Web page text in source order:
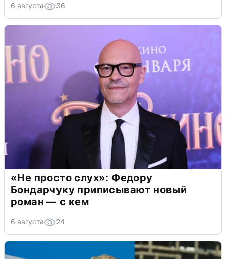
6 августа 36
«Не просто слух»: Федору
Бондарчуку приписывают новый
роман — с кем
6 августа 24